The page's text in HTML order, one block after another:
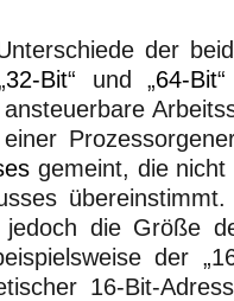
der
32-Bit“ und „64-Bit
gemeint, die
jedoch die Größe
der
16-Bit-